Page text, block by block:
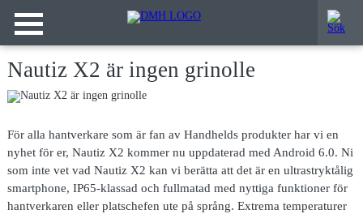
Nautiz X2 är ingen grinolle
För alla hantverkare som är fan av Handhelds produkter har vi en
nyhet för er, Nautiz X2 kommer nu uppdaterad med Android 6.0. Ni
som inte vet vad Nautiz X2 kan vi berätta att det är en ultrastryktålig
smartphone, IP65-klassad och fullmatad med nyttiga funktioner för
hantverkaren eller platschefen ute på språng. Extrema temperaturer